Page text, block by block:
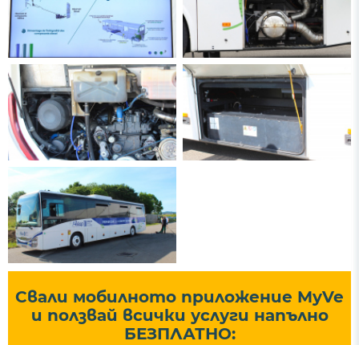
Свали мобилното приложение MyVe
и ползвай всички услуги напълно
БЕЗПЛАТНО: